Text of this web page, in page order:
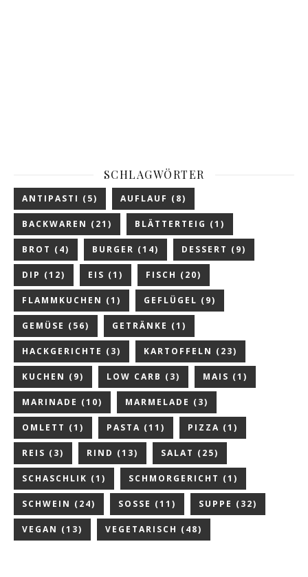
SCHLAGWÖRTER
ANTIPASTI (5) AUFLAUF (8)
BACKWAREN (21) BLÄTTERTEIG (1)
BROT (4) BURGER (14) DESSERT (9)
DIP (12) EIS (1) FISCH (20)
FLAMMKUCHEN (1) GEFLÜGEL (9)
GEMÜSE (56) GETRÄNKE (1)
HACKGERICHTE (3) KARTOFFELN (23)
KUCHEN (9) LOW CARB (3) MAIS (1)
MARINADE (10) MARMELADE (3)
OMLETT (1) PASTA (11) PIZZA (1)
REIS (3) RIND (13) SALAT (25)
SCHASCHLIK (1) SCHMORGERICHT (1)
SCHWEIN (24) SOSSE (11) SUPPE (32)
VEGAN (13) VEGETARISCH (48)